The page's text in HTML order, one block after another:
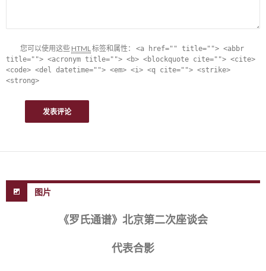
您可以使用这些 HTML标签和属性： <a href="" title=""> <abbr
title=""> <acronym title=""> <b> <blockquote cite=""> <cite>
<code> <del datetime=""> <em> <i> <q cite=""> <strike>
<strong>
图片
《罗氏通谱》北京第二次座谈会
代表合影